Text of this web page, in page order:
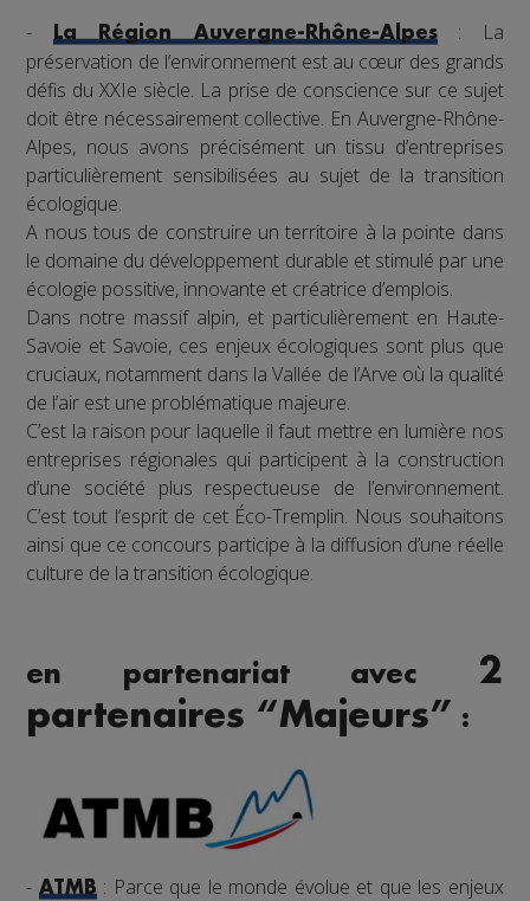
- La Région Auvergne-Rhône-Alpes: La
préservation de l’environnement est au cœur des grands
défis du XXIe siècle. La prise de conscience sur ce sujet
doit être nécessairement collective. En Auvergne-Rhône-
Alpes, nous avons précisément un tissu d’entreprises
particulièrement sensibilisées au sujet de la transition
écologique.
A nous tous de construire un territoire à la pointe dans
le domaine du développement durable et stimulé par une
écologie possitive, innovante et créatrice d’emplois.
Dans notre massif alpin, et particulièrement en Haute-
Savoie et Savoie, ces enjeux écologiques sont plus que
cruciaux, notamment dans la Vallée de l’Arve où la qualité
de l’air est une problématique majeure.
C’est la raison pour laquelle il faut mettre en lumière nos
entreprises régionales qui participent à la construction
d’une société plus respectueuse de l’environnement.
C’est tout l’esprit de cet Éco-Tremplin. Nous souhaitons
ainsi que ce concours participe à la diffusion d’une réelle
culture de la transition écologique.
en partenariat avec 2
partenaires “Majeurs” :
- ATMB: Parce que le monde évolue et que les enjeux